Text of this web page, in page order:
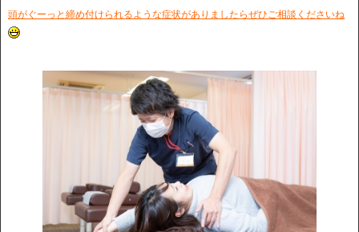
頭がぐーっと締め付けられるような症状がありましたらぜひご相談くださいね